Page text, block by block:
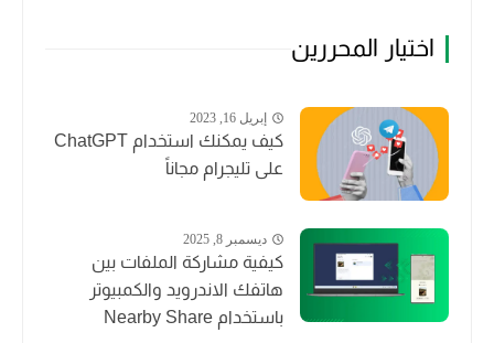
اختيار المحررين
إبريل 16, 2023
كيف يمكنك استخدام ChatGPT
على تليجرام مجاناً
ديسمبر 8, 2025
كيفية مشاركة الملفات بين
هاتفك الاندرويد والكمبيوتر
باستخدام Nearby Share